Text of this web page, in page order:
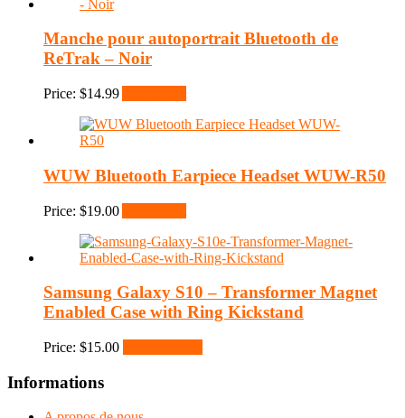
Manche pour autoportrait Bluetooth de
ReTrak – Noir
Price: $14.99
WUW Bluetooth Earpiece Headset WUW-R50
Price: $19.00
Samsung Galaxy S10 – Transformer Magnet
Enabled Case with Ring Kickstand
Price: $15.00
Informations